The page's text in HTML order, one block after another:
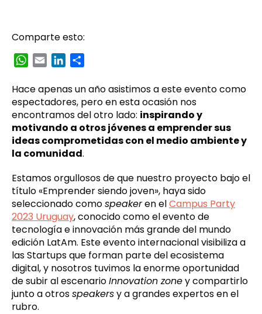
Comparte esto:
WhatsApp
Email LinkedIn
Hace apenas un año asistimos a este evento como
espectadores, pero en esta ocasión nos
encontramos del otro lado: inspirando y
motivando a otros jóvenes a emprender sus
ideas comprometidas con el medio ambiente y
la comunidad.
Estamos orgullosos de que nuestro proyecto bajo el
título «Emprender siendo joven», haya sido
seleccionado comospeakeren elCampus Party
2023 Uruguay, conocido como el evento de
tecnología e innovación más grande del mundo
edición LatAm. Este evento internacional visibiliza a
las Startups que forman parte del ecosistema
digital, y nosotros tuvimos la enorme oportunidad
de subir al escenarioInnovation zoney compartirlo
junto a otrosspeakersy a grandes expertos en el
rubro.